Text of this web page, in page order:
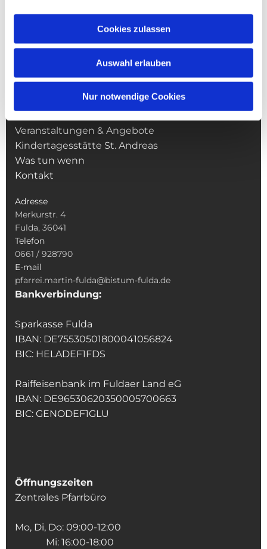
Cookies zulassen
Auswahl erlauben
Nur notwendige Cookies
Gottesdienste
Veranstaltungen & Angebote
Kindertagesstätte St. Andreas
Was tun wenn
Kontakt
Adresse
Merkurstr. 4
Fulda, 36041
Telefon
0661 / 928790
E-mail
pfarrei.martin-fulda@bistum-fulda.de
Bankverbindung:
Sparkasse Fulda
IBAN: DE75530501800041056824
BIC: HELADEF1FDS
Raiffeisenbank im Fuldaer Land eG
IBAN: DE96530620350005700663
BIC: GENODEF1GLU
Öffnungszeiten
Zentrales Pfarrbüro
Mo, Di, Do: 09:00-12:00
Mi: 16:00-18:00